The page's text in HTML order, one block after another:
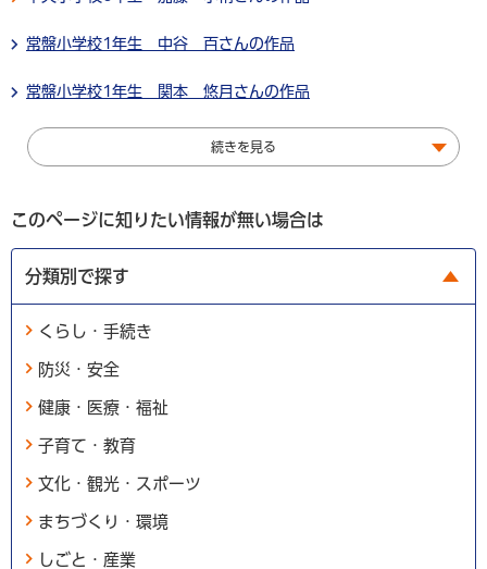
常盤小学校1年生 中谷 百さんの作品
常盤小学校1年生 関本 悠月さんの作品
続きを見る
このページに知りたい情報が無い場合は
分類別で探す
くらし・手続き
防災・安全
健康・医療・福祉
子育て・教育
文化・観光・スポーツ
まちづくり・環境
しごと・産業